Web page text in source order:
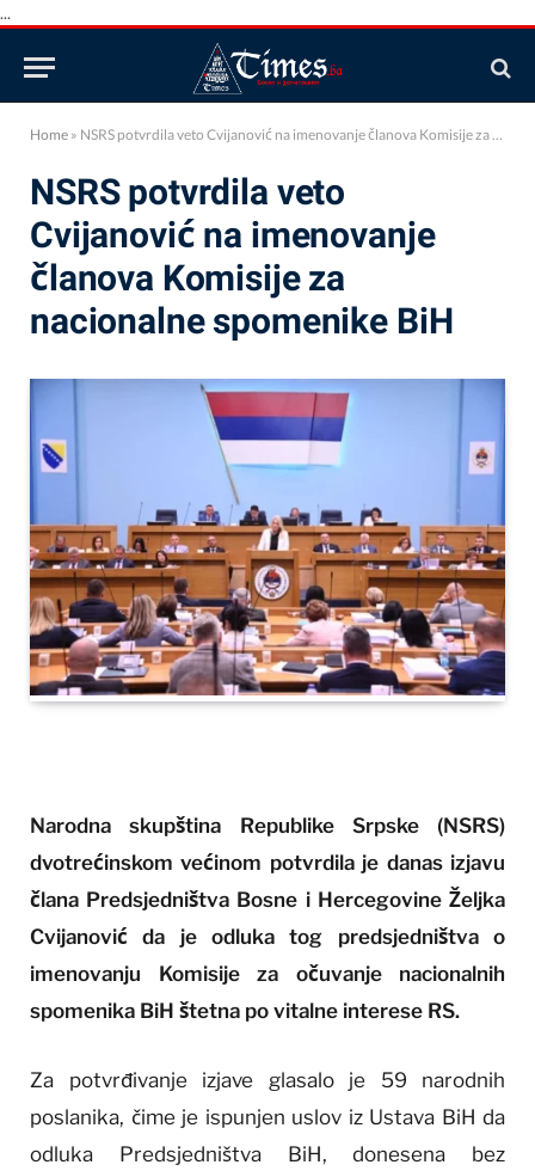
...
Home » NSRS potvrdila veto Cvijanović na imenovanje članova Komisije za nacionalne spomenike BiH
NSRS potvrdila veto
Cvijanović na imenovanje
članova Komisije za
nacionalne spomenike BiH
Narodna skupština Republike Srpske (NSRS)
dvotrećinskom većinom potvrdila je danas izjavu
člana Predsjedništva Bosne i Hercegovine Željka
Cvijanović da je odluka tog predsjedništva o
imenovanju Komisije za očuvanje nacionalnih
spomenika BiH štetna po vitalne interese RS.
Za potvrđivanje izjave glasalo je 59 narodnih
poslanika, čime je ispunjen uslov iz Ustava BiH da
odluka Predsjedništva BiH, donesena bez